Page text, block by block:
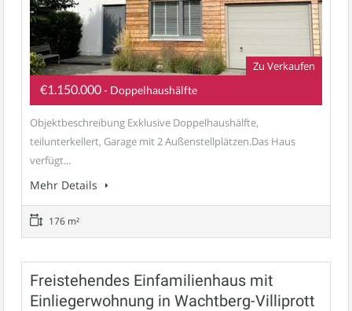
Zu Verkaufen
€1.150.000- Doppelhaushälfte
Objektbeschreibung Exklusive Doppelhaushälfte,
teilunterkellert, Garage mit 2 Außenstellplätzen.Das Haus
verfügt...
Mehr Details
176 m²
Freistehendes Einfamilienhaus mit
Einliegerwohnung in Wachtberg-Villiprott